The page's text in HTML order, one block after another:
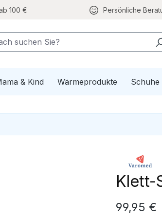
100 € Persönliche
Gesundheit
& Kind Wärmeprodukte Schuhe
Klett-
Regulärer
99,95 €